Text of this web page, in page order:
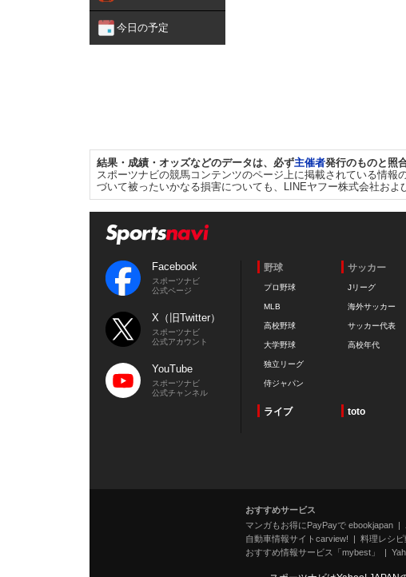
今日の予定
結果・成績・オッズなどのデータは、必ず主催者発行のものと照
スポーツナビの競馬コンテンツのページ上に掲載されている情
づいて被ったいかなる損害についても、LINEヤフー株式会社およ
Facebook
スポーツナビ
公式ページ
X（旧Twitter）
スポーツナビ
公式アカウント
YouTube
スポーツナビ
公式チャンネル
野球
プロ野球
MLB
高校野球
大学野球
独立リーグ
侍ジャパン
サッカー
Jリーグ
海外サッカー
サッカー代表
高校年代
ライブ toto
おすすめサービス
マンガもお得にPayPayで ebookjapan
自動車情報サイトcarview!
料理レシ
おすすめ情報サービス「mybest」